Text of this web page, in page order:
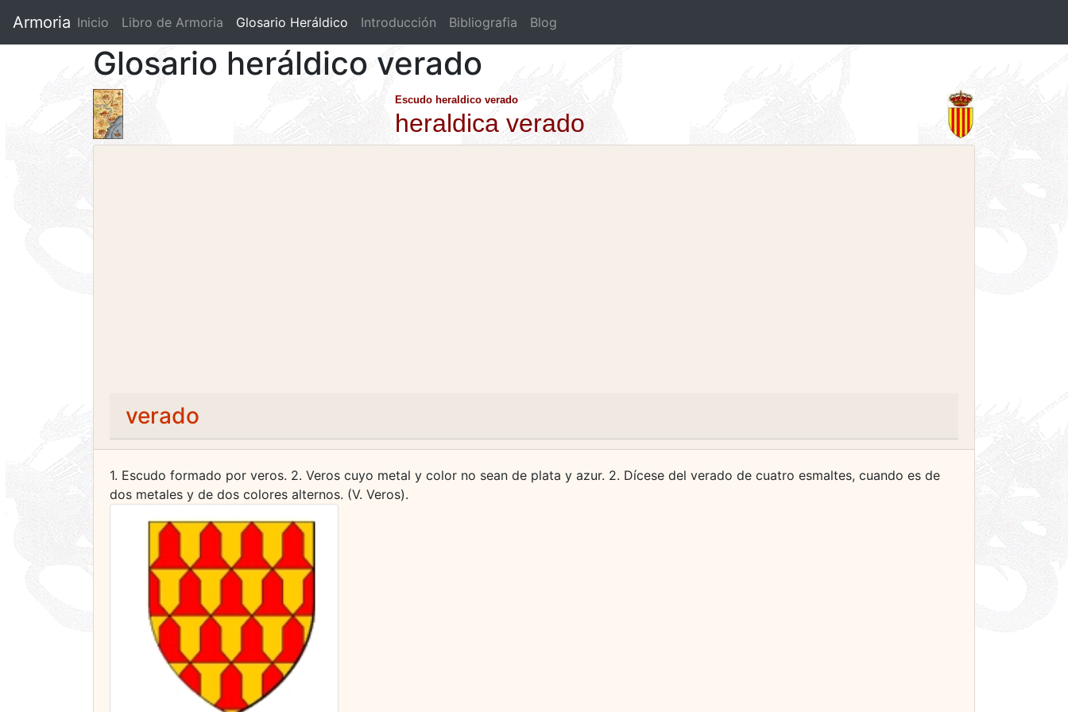
Armoria Inicio Libro de Armoria (current)
Glosario Heráldico Introducción Bibliografia Blog
Glosario heráldico verado
Escudo heraldico verado
heraldica verado
verado
1. Escudo formado por veros. 2. Veros cuyo metal y color no sean de plata y azur. 2. Dícese del verado de cuatro esmaltes, cuando es de
dos metales y de dos colores alternos. (V. Veros).